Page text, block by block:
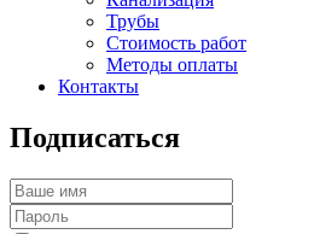
Трубы
Стоимость работ
Методы оплаты
Контакты
Подписаться